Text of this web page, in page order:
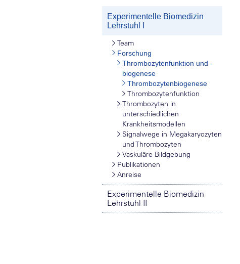
Experimentelle Biomedizin
Lehrstuhl I
Team
Forschung
Thrombozytenfunktion und -
biogenese
Thrombozytenbiogenese
Thrombozytenfunktion
Thrombozyten in
unterschiedlichen
Krankheitsmodellen
Signalwege in Megakaryozyten
und Thrombozyten
Vaskuläre Bildgebung
Publikationen
Anreise
Experimentelle Biomedizin
Lehrstuhl II